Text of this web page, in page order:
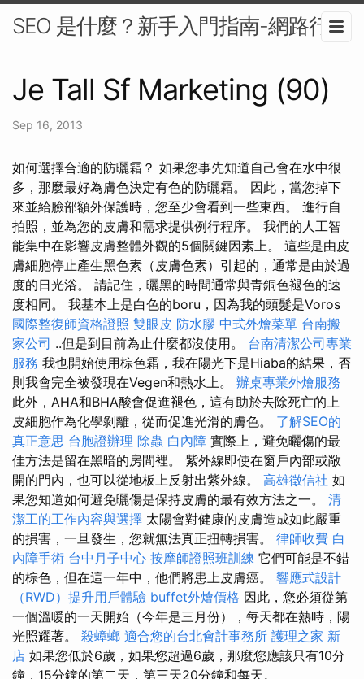
SEO 是什麼？新手入門指南-網路行銷
Je Tall Sf Marketing (90)
Sep 16, 2013
如何選擇合適的防曬霜？ 如果您事先知道自己會在水中很
多，那麼最好為膚色決定有色的防曬霜。 因此，當您掉下
來並給臉部額外保護時，您至少會看到一些東西。 進行自
拍照，並為您的皮膚和需求提供例行程序。 我們的人工智
能集中在影響皮膚整體外觀的5個關鍵因素上。 這些是由皮
膚細胞停止產生黑色素（皮膚色素）引起的，通常是由於過
度的日光浴。 請記住，曬黑的時間通常與青銅色褪色的速
度相同。 我基本上是白色的boru，因為我的頭髮是Voros
國際整復師資格證照 雙眼皮 防水膠 中式外燴菜單 台南搬
家公司 ..但是到目前為止什麼都沒使用。 台南清潔公司專業
服務 我也開始使用棕色霜，我在陽光下是Hiaba的結果，否
則我會完全被發現在Vegen和熱水上。 辦桌專業外燴服務
此外，AHA和BHA酸會促進褪色，這有助於去除死亡的上
皮細胞作為化學剝離，從而促進光滑的膚色。 了解SEO的
真正意思 台胞證辦理 除蟲 白內障 實際上，避免曬傷的最
佳方法是留在黑暗的房間裡。 紫外線即使在窗戶內部或敞
開的門內，也可以從地板上反射出紫外線。 高雄徵信社 如
果您知道如何避免曬傷是保持皮膚的最有效方法之一。 清
潔工的工作內容與選擇 太陽會對健康的皮膚造成如此嚴重
的損害，一旦發生，您就無法真正扭轉損害。 律師收費 白
內障手術 台中月子中心 按摩師證照班訓練 它們可能是不錯
的棕色，但在這一年中，他們將患上皮膚癌。 響應式設計
（RWD）提升用戶體驗 buffet外燴價格 因此，您必須從第
一個溫暖的一天開始（今年是三月份），每天都在熱時，陽
光照耀著。 殺蟑螂 適合您的台北會計事務所 護理之家 新
店 如果您低於6歲，如果您超過6歲，那麼您應該只有10分
鐘，15分鐘的第二天，第三天20分鐘和每天。